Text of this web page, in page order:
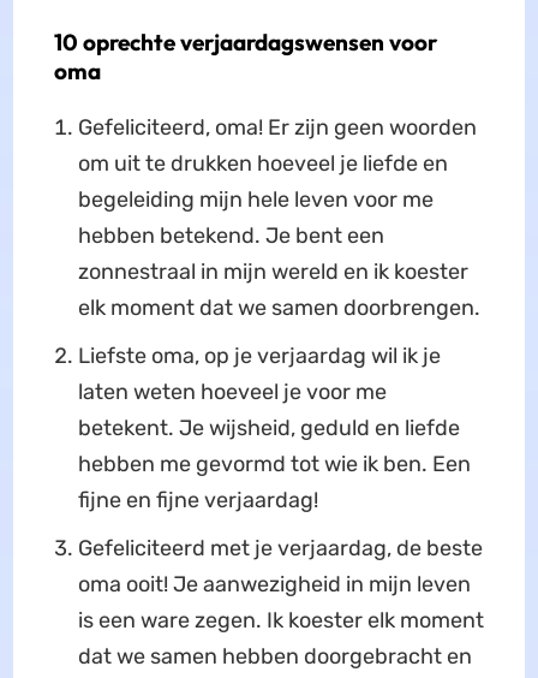
10 oprechte verjaardagswensen voor
oma
Gefeliciteerd, oma! Er zijn geen woorden
om uit te drukken hoeveel je liefde en
begeleiding mijn hele leven voor me
hebben betekend. Je bent een
zonnestraal in mijn wereld en ik koester
elk moment dat we samen doorbrengen.
Liefste oma, op je verjaardag wil ik je
laten weten hoeveel je voor me
betekent. Je wijsheid, geduld en liefde
hebben me gevormd tot wie ik ben. Een
fijne en fijne verjaardag!
Gefeliciteerd met je verjaardag, de beste
oma ooit! Je aanwezigheid in mijn leven
is een ware zegen. Ik koester elk moment
dat we samen hebben doorgebracht en